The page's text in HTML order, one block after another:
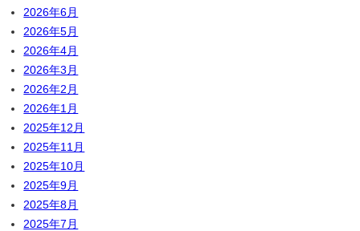
2026年6月
2026年5月
2026年4月
2026年3月
2026年2月
2026年1月
2025年12月
2025年11月
2025年10月
2025年9月
2025年8月
2025年7月